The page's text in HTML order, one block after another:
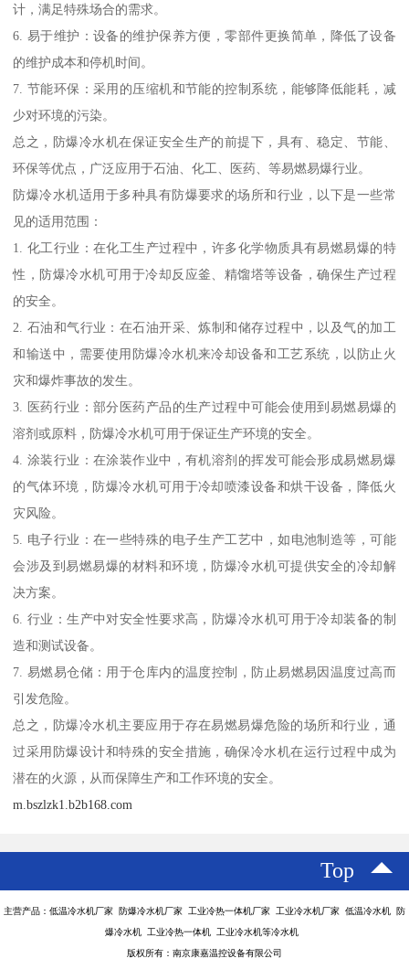
计，满足特殊场合的需求。
6. 易于维护：设备的维护保养方便，零部件更换简单，降低了设备
的维护成本和停机时间。
7. 节能环保：采用的压缩机和节能的控制系统，能够降低能耗，减
少对环境的污染。
总之，防爆冷水机在保证安全生产的前提下，具有、稳定、节能、
环保等优点，广泛应用于石油、化工、医药、等易燃易爆行业。
防爆冷水机适用于多种具有防爆要求的场所和行业，以下是一些常
见的适用范围：
1. 化工行业：在化工生产过程中，许多化学物质具有易燃易爆的特
性，防爆冷水机可用于冷却反应釜、精馏塔等设备，确保生产过程
的安全。
2. 石油和气行业：在石油开采、炼制和储存过程中，以及气的加工
和输送中，需要使用防爆冷水机来冷却设备和工艺系统，以防止火
灾和爆炸事故的发生。
3. 医药行业：部分医药产品的生产过程中可能会使用到易燃易爆的
溶剂或原料，防爆冷水机可用于保证生产环境的安全。
4. 涂装行业：在涂装作业中，有机溶剂的挥发可能会形成易燃易爆
的气体环境，防爆冷水机可用于冷却喷漆设备和烘干设备，降低火
灾风险。
5. 电子行业：在一些特殊的电子生产工艺中，如电池制造等，可能
会涉及到易燃易爆的材料和环境，防爆冷水机可提供安全的冷却解
决方案。
6. 行业：生产中对安全性要求高，防爆冷水机可用于冷却装备的制
造和测试设备。
7. 易燃易仓储：用于仓库内的温度控制，防止易燃易因温度过高而
引发危险。
总之，防爆冷水机主要应用于存在易燃易爆危险的场所和行业，通
过采用防爆设计和特殊的安全措施，确保冷水机在运行过程中成为
潜在的火源，从而保障生产和工作环境的安全。
m.bszlzk1.b2b168.com
Top
主营产品：低温冷水机厂家 防爆冷水机厂家 工业冷热一体机厂家 工业冷水机厂家 低温冷水机 防
爆冷水机 工业冷热一体机 工业冷水机等冷水机
版权所有：南京康嘉温控设备有限公司